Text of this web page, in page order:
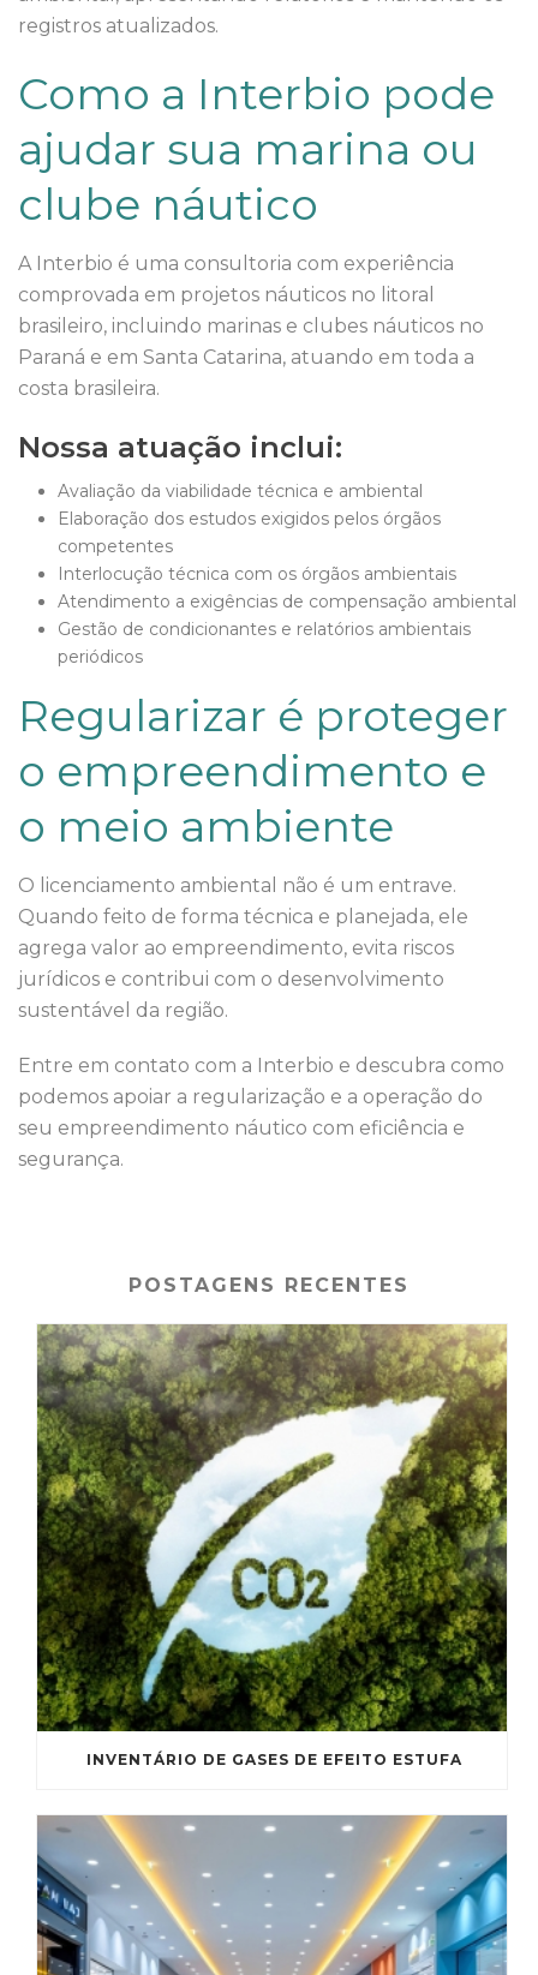
registros atualizados.
Como a Interbio pode
ajudar sua marina ou
clube náutico
A Interbio é uma consultoria com experiência
comprovada em projetos náuticos no litoral
brasileiro, incluindo marinas e clubes náuticos no
Paraná e em Santa Catarina, atuando em toda a
costa brasileira.
Nossa atuação inclui:
Avaliação da viabilidade técnica e ambiental
Elaboração dos estudos exigidos pelos órgãos
competentes
Interlocução técnica com os órgãos ambientais
Atendimento a exigências de compensação ambiental
Gestão de condicionantes e relatórios ambientais
periódicos
Regularizar é proteger
o empreendimento e
o meio ambiente
O licenciamento ambiental não é um entrave.
Quando feito de forma técnica e planejada, ele
agrega valor ao empreendimento, evita riscos
jurídicos e contribui com o desenvolvimento
sustentável da região.
Entre em contato com a Interbio e descubra como
podemos apoiar a regularização e a operação do
seu empreendimento náutico com eficiência e
segurança.
POSTAGENS RECENTES
INVENTÁRIO DE GASES DE EFEITO ESTUFA